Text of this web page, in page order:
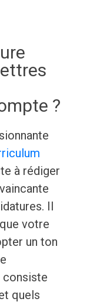
?
à rédiger
Il
votre
un ton
consiste
quels